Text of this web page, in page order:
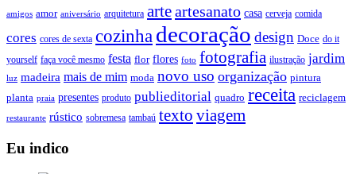
amigos amor aniversário arquitetura arteartesanato casa cerveja comida
cores cores de sexta cozinha decoração design Doce do it
yourself faça você mesmo festa flor flores foto fotografia ilustração jardim
luz madeira mais de mim moda novo uso organização pintura
planta praia presentes produto publieditorial quadro receita reciclagem
restaurante rústico sobremesa tambaú texto viagem
Eu indico